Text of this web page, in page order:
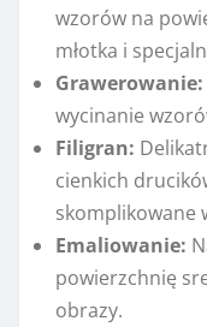
wzorów na
młotka i
Grawerowanie:
wycinanie
Filigran:
cienkich
skomplikowane
Emaliowanie:
powierzchnię
obrazy.